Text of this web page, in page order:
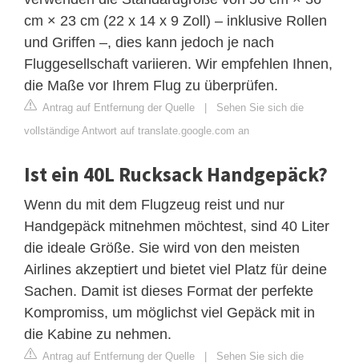
cm × 23 cm (22 x 14 x 9 Zoll) – inklusive Rollen
und Griffen –, dies kann jedoch je nach
Fluggesellschaft variieren. Wir empfehlen Ihnen,
die Maße vor Ihrem Flug zu überprüfen.
Antrag auf Entfernung der Quelle | Sehen Sie sich die
vollständige Antwort auf translate.google.com an
Ist ein 40L Rucksack Handgepäck?
Wenn du mit dem Flugzeug reist und nur
Handgepäck mitnehmen möchtest, sind 40 Liter
die ideale Größe. Sie wird von den meisten
Airlines akzeptiert und bietet viel Platz für deine
Sachen. Damit ist dieses Format der perfekte
Kompromiss, um möglichst viel Gepäck mit in
die Kabine zu nehmen.
Antrag auf Entfernung der Quelle | Sehen Sie sich die